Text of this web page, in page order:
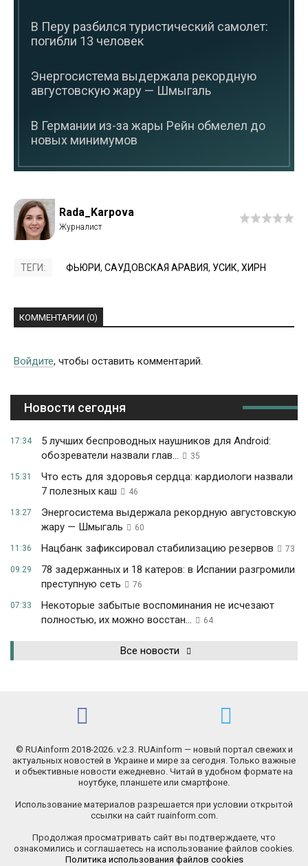
В Перу разбился туристический самолет:
погибли 13 человек
Энергосистема выдержала рекордную
августовскую жару — Шмыгаль
В Германии из-за жары Рейн обмелел до
новых минимумов
Rada_Karpova
ТЕГИ: ФЬЮРИ, САУДОВСКАЯ АРАВИЯ, УСИК, ХИРН
КОММЕНТАРИИ (0)
Войдите, чтобы оставить комментарий.
Новости сегодня
17:34
5 лучших беспроводных наушников для Android:
обозреватели назвали глав...
35
15:31
Что есть для здоровья сердца: кардиологи назвали
7 полезных каш
46
13:27
Энергосистема выдержала рекордную августовскую
жару — Шмыгаль
60
11:36 Нацбанк зафиксировал стабилизацию резервов 73
09:29
78 задержанных и 18 катеров: в Испании разгромили
преступную сеть
76
07:33
Некоторые забытые воспоминания не исчезают
полностью, их можно восстан...
64
Все новости
© RUAinform 2018-2026. v.2.3. RUAinform — новый портал свежих и
актуальных новостей в Украине и мире за сегодня. Только важные
и объективные новости ежедневно. Читай в удобном формате на
ноутбуке, планшете или смартфоне.
Использование материалов разрешается при условии открытой
ссылки на сайт ruainform.com.
Продолжая просматривать сайт вы подтверждаете, что
ознакомились и соглашаетесь на использование файлов cookies.
Политика использования файлов cookies